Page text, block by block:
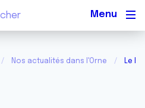
Nos actualités dans l'Orne Le